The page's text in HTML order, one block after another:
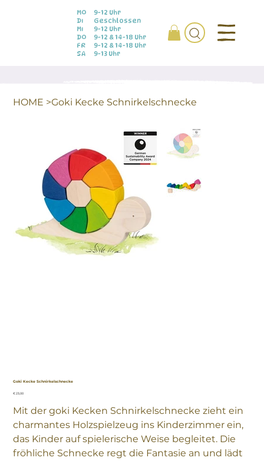
MO
DI
MI
DO
FR
SA
9-12 Uhr
Geschlossen
9-12 Uhr
9-12 & 14-18 Uhr
9-12 & 14-18 Uhr
9-13 Uhr
HOME >Goki Kecke Schnirkelschnecke
Goki Kecke Schnirkelschnecke
Preis
€ 23,00
Mit der goki Kecken Schnirkelschnecke zieht ein
charmantes Holzspielzeug ins Kinderzimmer ein,
das Kinder auf spielerische Weise begleitet. Die
fröhliche Schnecke regt die Fantasie an und lädt